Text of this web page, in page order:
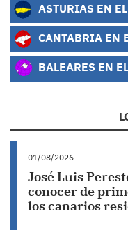
ASTURIAS EN
CANTABRIA EN
BALEARES EN
01/08/2026
José Luis
conocer de
los canarios